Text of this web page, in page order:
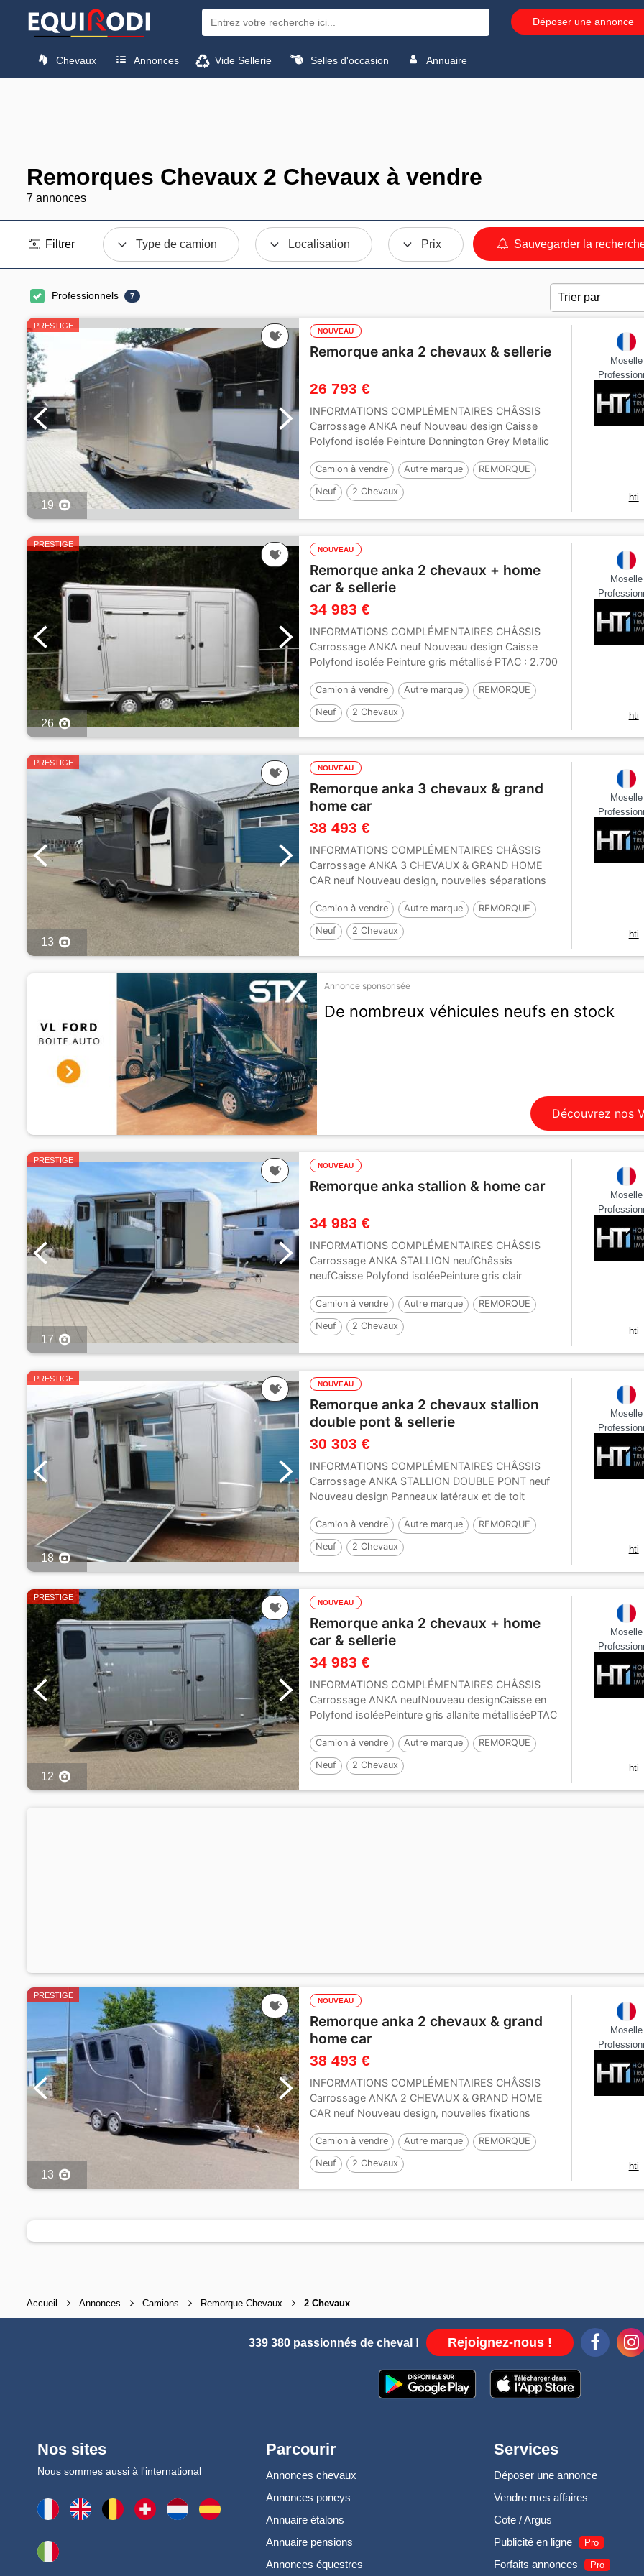
Déposer une annonce
Chevaux Annonces Vide Sellerie Selles d'occasion Annuaire
Remorques Chevaux 2 Chevaux à vendre
7 annonces
Filtrer Type de camion Localisation Prix Sauvegarder la
Professionnels 7
PRESTIGE
19
NOUVEAU
Remorque anka 2 chevaux & sellerie
26 793 €
INFORMATIONS COMPLÉMENTAIRES CHÂSSIS
Carrossage ANKA neuf Nouveau design Caisse
Polyfond isolée Peinture Donnington Grey Metallic
Camion à vendre Autre marque REMORQUE
Neuf 2 Chevaux
Moselle
hti
PRESTIGE
26
NOUVEAU
Remorque anka 2 chevaux + home
car & sellerie
34 983 €
INFORMATIONS COMPLÉMENTAIRES CHÂSSIS
Carrossage ANKA neuf Nouveau design Caisse
Polyfond isolée Peinture gris métallisé PTAC : 2.700
Camion à vendre Autre marque REMORQUE
Neuf 2 Chevaux
Moselle
hti
PRESTIGE
13
NOUVEAU
Remorque anka 3 chevaux & grand
home car
38 493 €
INFORMATIONS COMPLÉMENTAIRES CHÂSSIS
Carrossage ANKA 3 CHEVAUX & GRAND HOME
CAR neuf Nouveau design, nouvelles séparations
Camion à vendre Autre marque REMORQUE
Neuf 2 Chevaux
Moselle
hti
Annonce sponsorisée
De nombreux véhicules neufs en stock
Découvrez nos
PRESTIGE
17
NOUVEAU
Remorque anka stallion & home car
34 983 €
INFORMATIONS COMPLÉMENTAIRES CHÂSSIS
Carrossage ANKA STALLION neufChâssis
neufCaisse Polyfond isoléePeinture gris clair
Camion à vendre Autre marque REMORQUE
Neuf 2 Chevaux
Moselle
hti
PRESTIGE
18
NOUVEAU
Remorque anka 2 chevaux stallion
double pont & sellerie
30 303 €
INFORMATIONS COMPLÉMENTAIRES CHÂSSIS
Carrossage ANKA STALLION DOUBLE PONT neuf
Nouveau design Panneaux latéraux et de toit
Camion à vendre Autre marque REMORQUE
Neuf 2 Chevaux
Moselle
hti
PRESTIGE
12
NOUVEAU
Remorque anka 2 chevaux + home
car & sellerie
34 983 €
INFORMATIONS COMPLÉMENTAIRES CHÂSSIS
Carrossage ANKA neufNouveau designCaisse en
Polyfond isoléePeinture gris allanite métalliséePTAC
Camion à vendre Autre marque REMORQUE
Neuf 2 Chevaux
Moselle
hti
PRESTIGE
13
NOUVEAU
Remorque anka 2 chevaux & grand
home car
38 493 €
INFORMATIONS COMPLÉMENTAIRES CHÂSSIS
Carrossage ANKA 2 CHEVAUX & GRAND HOME
CAR neuf Nouveau design, nouvelles fixations
Camion à vendre Autre marque REMORQUE
Neuf 2 Chevaux
Moselle
hti
Accueil Annonces Camions Remorque Chevaux 2 Chevaux
339 380 passionnés de cheval ! Rejoignez-nous !
Nos sites
Nous sommes aussi à l'international
Parcourir
Annonces chevaux
Annonces poneys
Annuaire étalons
Annuaire pensions
Annonces équestres
Services
Déposer une annonce
Vendre mes affaires
Cote / Argus
Publicité en ligne
Pro
Forfaits annonces Pro